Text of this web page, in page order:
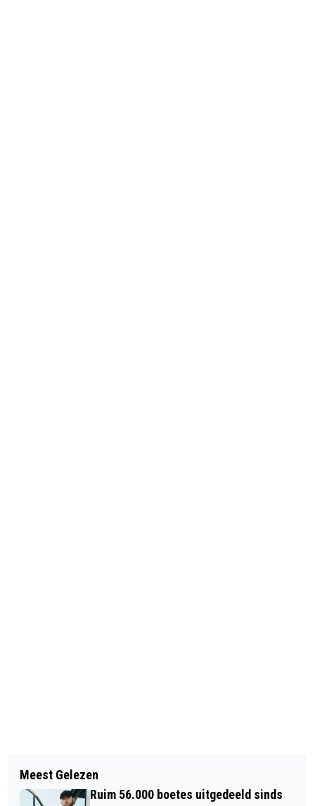
ARGENTINIË IN COPA AMÉRICA
TEGEN TITELVERDEDIGER URUGUAY
JEMEN BEVRIJDT GEVANGENEN,
Meest Gelezen
Ruim 56.000 boetes uitgedeeld sinds